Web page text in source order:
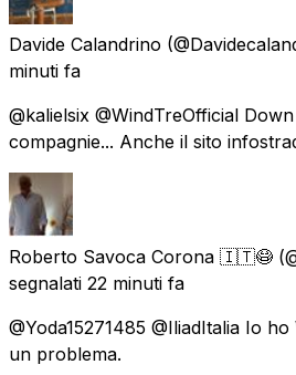
Davide Calandrino
minuti fa
@kalielsix @WindTreOfficial
compagnie... Anche il sito
Roberto Savoca Corona 🇮🇹😷
segnalati 22 minuti fa
@Yoda15271485 @IliadItalia Io
un problema.